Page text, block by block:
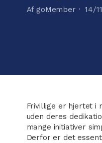
Af goMember ·14/
Frivillige er hjertet i
uden deres
mange initiativer
Derfor er det